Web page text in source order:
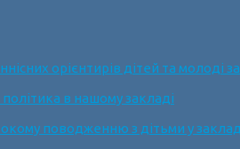
орієнтирів дітей та молоді
в нашому закладі
поводженню з дітьми у